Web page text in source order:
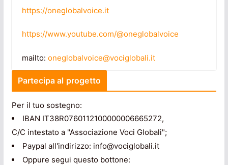
https://oneglobalvoice.it
https://www.youtube.com/@oneglobalvoice
mailto: oneglobalvoice@vociglobali.it
Partecipa al progetto
Per il tuo sostegno:
IBAN IT38R0760112100000006665272,
C/C intestato a "Associazione Voci Globali";
Paypal all'indirizzo: info@vociglobali.it
Oppure segui questo bottone: